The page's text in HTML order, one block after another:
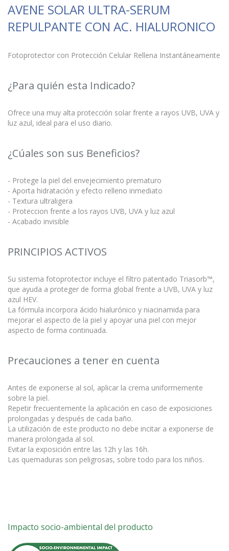
AVENE SOLAR ULTRA-SERUM
REPULPANTE CON AC. HIALURONICO
Fotoprotector con Protección Celular Rellena Instantáneamente
¿Para quién esta Indicado?
Ofrece una muy alta protección solar frente a rayos UVB, UVA y
luz azul, ideal para el uso diario.
¿Cúales son sus Beneficios?
- Protege la piel del envejecimiento prematuro
- Aporta hidratación y efecto relleno inmediato
- Textura ultraligera
- Proteccion frente a los rayos UVB, UVA y luz azul
- Acabado invisible
PRINCIPIOS ACTIVOS
Su sistema fotoprotector incluye el filtro patentado Triasorb™,
que ayuda a proteger de forma global frente a UVB, UVA y luz
azul HEV.
La fórmula incorpora ácido hialurónico y niacinamida para
mejorar el aspecto de la piel y apoyar una piel con mejor
aspecto de forma continuada.
Precauciones a tener en cuenta
Antes de exponerse al sol, aplicar la crema uniformemente
sobre la piel.
Repetir frecuentemente la aplicación en caso de exposiciones
prolongadas y después de cada baño.
La utilización de este producto no debe incitar a exponerse de
manera prolongada al sol.
Evitar la exposición entre las 12h y las 16h.
Las quemaduras son peligrosas, sobre todo para los niños.
Impacto socio-ambiental del producto